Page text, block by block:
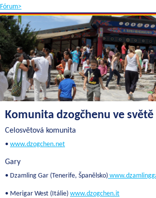
Fórum>
Komunita dzogčhenu ve světě
Celosvětová komunita
• www.dzogchen.net
Gary
• Dzamling Gar (Tenerife, Španělsko)
• Merigar West (Itálie) www.dzogchen.it